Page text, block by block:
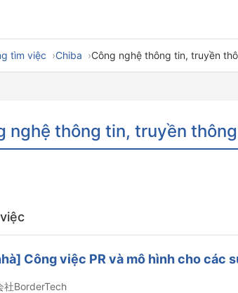
tìm việc Chiba Công nghệ thông tin, truyền
nghệ thông tin, truyền
Công việc PR và mô hình cho các
社BorderTech